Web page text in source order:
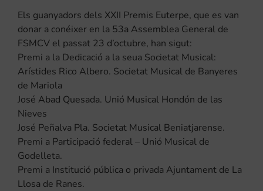
Els guanyadors dels XXII Premis Euterpe, que es van
donar a conéixer en la 53a Assemblea General de
FSMCV el passat 23 d’octubre, han sigut:
Premi a la Dedicació a la seua Societat Musical:
Arístides Rico Albero. Societat Musical de Banyeres
de Mariola
José Abad Quesada. Unió Musical Hondón de las
Nieves
José Peñalva Pla. Societat Musical Beniatjarense.
Premi a Participació federal – Unió Musical de
Godelleta.
Premi a Institució pública o privada Ajuntament de La
Llosa de Ranes.